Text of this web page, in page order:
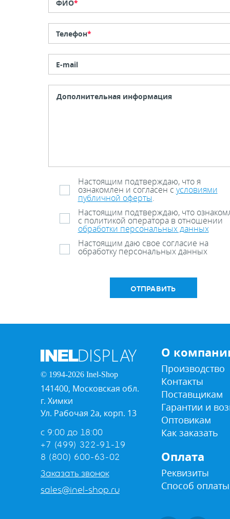
ФИО*
Телефон*
E-mail
Настоящим подтверждаю, что я
ознакомлен и согласен с условиями
публичной оферты.
Настоящим подтверждаю, что
с политикой оператора в отношении
обработки персональных данных
Настоящим даю свое согласие на
обработку персональных данных
ОТПРАВИТЬ
© 1994-2026 Inel-Shop
141400, Московская обл.
г. Химки
Ул. Рабочая 2а, корп. 13
с 9:00 до 18:00
+7 (499) 322-91-19
8 (800) 600-63-02
Заказать звонок
sales@inel-shop.ru
О
Производство
Контакты
Поставщикам
Гарантии и
Оптовикам
Как заказать
Оплата
Реквизиты
Способ оплаты